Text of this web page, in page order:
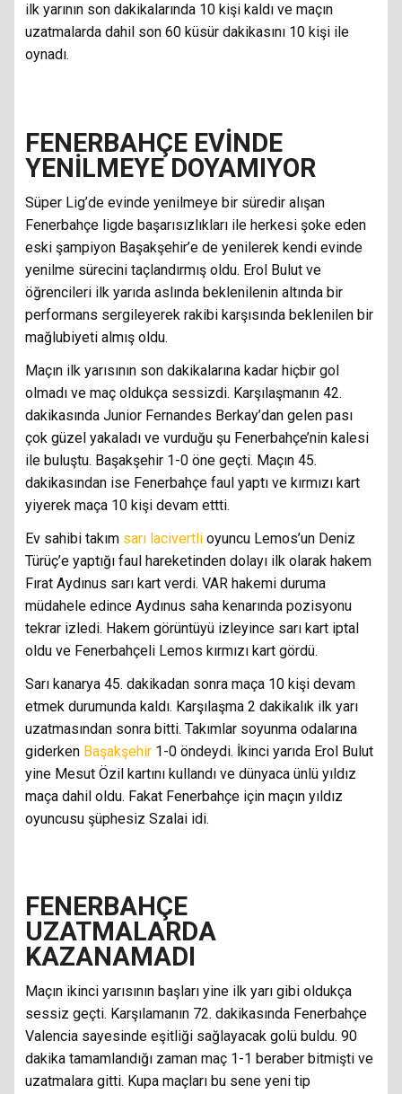
ilk yarının son dakikalarında 10 kişi kaldı ve maçın
uzatmalarda dahil son 60 küsür dakikasını 10 kişi ile
oynadı.
FENERBAHÇE EVİNDE
YENİLMEYE DOYAMIYOR
Süper Lig’de evinde yenilmeye bir süredir alışan
Fenerbahçe ligde başarısızlıkları ile herkesi şoke eden
eski şampiyon Başakşehir’e de yenilerek kendi evinde
yenilme sürecini taçlandırmış oldu. Erol Bulut ve
öğrencileri ilk yarıda aslında beklenilenin altında bir
performans sergileyerek rakibi karşısında beklenilen bir
mağlubiyeti almış oldu.
Maçın ilk yarısının son dakikalarına kadar hiçbir gol
olmadı ve maç oldukça sessizdi. Karşılaşmanın 42.
dakikasında Junior Fernandes Berkay’dan gelen pası
çok güzel yakaladı ve vurduğu şu Fenerbahçe’nin kalesi
ile buluştu. Başakşehir 1-0 öne geçti. Maçın 45.
dakikasından ise Fenerbahçe faul yaptı ve kırmızı kart
yiyerek maça 10 kişi devam ettti.
Ev sahibi takım sarı lacivertli oyuncu Lemos’un Deniz
Türüç’e yaptığı faul hareketinden dolayı ilk olarak hakem
Fırat Aydınus sarı kart verdi. VAR hakemi duruma
müdahele edince Aydınus saha kenarında pozisyonu
tekrar izledi. Hakem görüntüyü izleyince sarı kart iptal
oldu ve Fenerbahçeli Lemos kırmızı kart gördü.
Sarı kanarya 45. dakikadan sonra maça 10 kişi devam
etmek durumunda kaldı. Karşılaşma 2 dakikalık ilk yarı
uzatmasından sonra bitti. Takımlar soyunma odalarına
giderken Başakşehir 1-0 öndeydi. İkinci yarıda Erol Bulut
yine Mesut Özil kartını kullandı ve dünyaca ünlü yıldız
maça dahil oldu. Fakat Fenerbahçe için maçın yıldız
oyuncusu şüphesiz Szalai idi.
FENERBAHÇE
UZATMALARDA
KAZANAMADI
Maçın ikinci yarısının başları yine ilk yarı gibi oldukça
sessiz geçti. Karşılamanın 72. dakikasında Fenerbahçe
Valencia sayesinde eşitliği sağlayacak golü buldu. 90
dakika tamamlandığı zaman maç 1-1 beraber bitmişti ve
uzatmalara gitti. Kupa maçları bu sene yeni tip